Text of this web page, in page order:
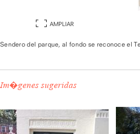
AMPLIAR
Sendero del parque, al fondo se reconoce el
Im�genes sugeridas